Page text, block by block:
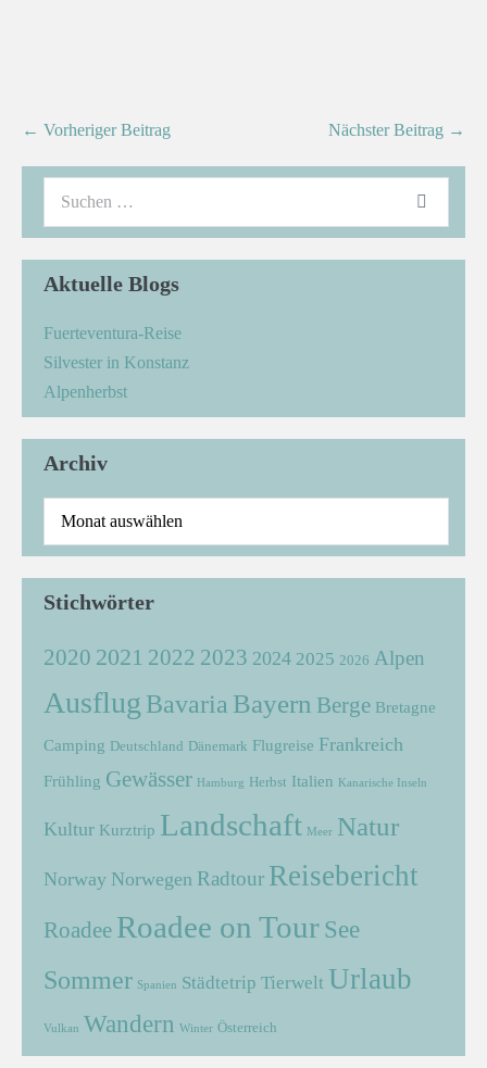
← Vorheriger Beitrag Nächster Beitrag →
Aktuelle Blogs
Fuerteventura-Reise
Silvester in Konstanz
Alpenherbst
Archiv
Stichwörter
2020 2021 2022 2023 2024 2025 2026 Alpen
Ausflug Bavaria Bayern Berge Bretagne
Camping Deutschland Dänemark Flugreise Frankreich
Frühling Gewässer Hamburg Herbst Italien Kanarische Inseln
Kultur Kurztrip Landschaft Meer Natur
Norway Norwegen Radtour Reisebericht
Roadee Roadee on Tour See
Sommer Spanien Städtetrip Tierwelt Urlaub
Vulkan Wandern Winter Österreich